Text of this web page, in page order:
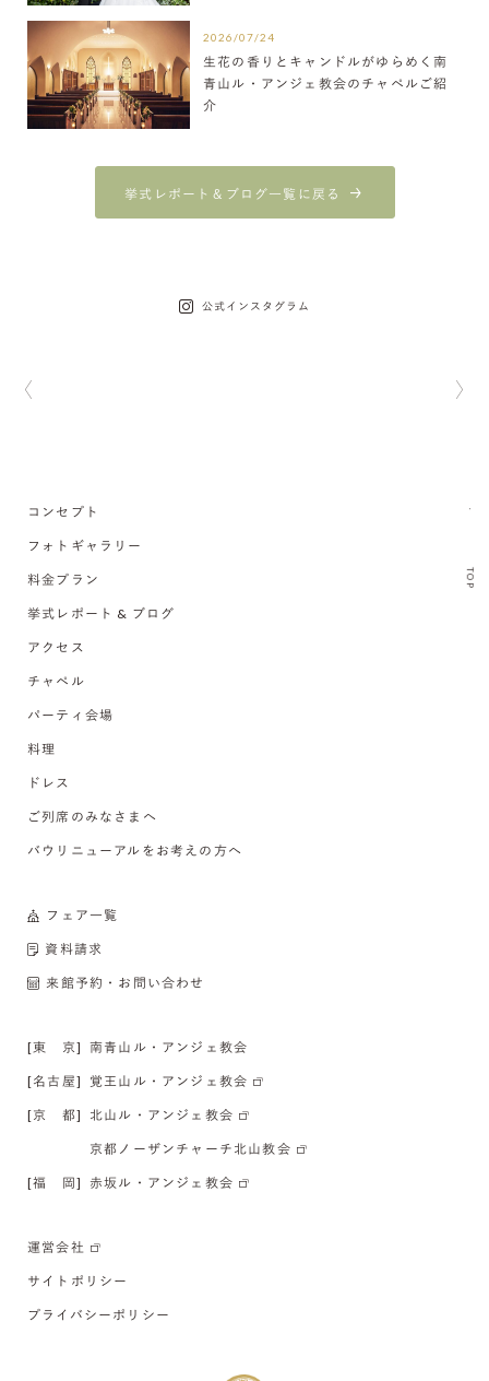
2026/07/24
生花の香りとキャンドルがゆらめく南
青山ル・アンジェ教会のチャペルご紹
介
挙式レポート＆ブログ一覧に戻る
公式インスタグラム
TOP
コンセプト
フォトギャラリー
料金プラン
挙式レポート & ブログ
アクセス
チャペル
パーティ会場
料理
ドレス
ご列席のみなさまへ
バウリニューアルをお考えの方へ
フェア一覧
資料請求
来館予約・お問い合わせ
[東 京] 南青山ル・アンジェ教会
[名古屋] 覚王山ル・アンジェ教会
[京 都] 北山ル・アンジェ教会
京都ノーザンチャーチ北山教会
[福 岡] 赤坂ル・アンジェ教会
運営会社
サイトポリシー
プライバシーポリシー